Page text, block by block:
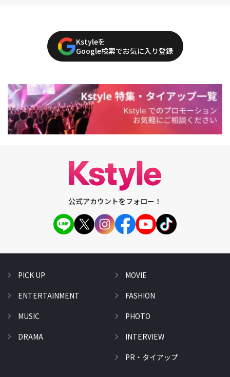
Kstyleを
Google検索でお気に入り登録
公式アカウントをフォロー！
PICK UP
ENTERTAINMENT
MUSIC
DRAMA
MOVIE
FASHION
PHOTO
INTERVIEW
PR・タイアップ